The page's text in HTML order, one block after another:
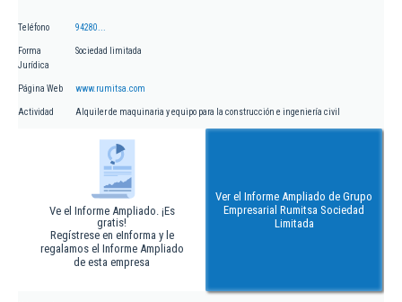
Teléfono 94280...
Forma
Jurídica
Sociedad limitada
Página Web www.rumitsa.com
Actividad Alquiler de maquinaria y equipo para la construcción e ingeniería civil
Ve el Informe Ampliado. ¡Es
gratis!
Regístrese en eInforma y le
regalamos el Informe Ampliado
de esta empresa
Ver el Informe Ampliado de Grupo
Empresarial Rumitsa Sociedad
Limitada